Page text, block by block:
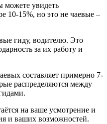
можете увидеть
10-15%, но это не чаевые –
гиду, водителю. Это
за их работу и
составляет примерно 7-
распределяются между
на ваше усмотрение и
и ваших возможностей.